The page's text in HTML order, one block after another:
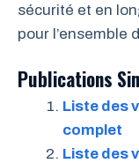
sécurité et en
pour l’ensemble
Publications
Liste des
complet
Liste des